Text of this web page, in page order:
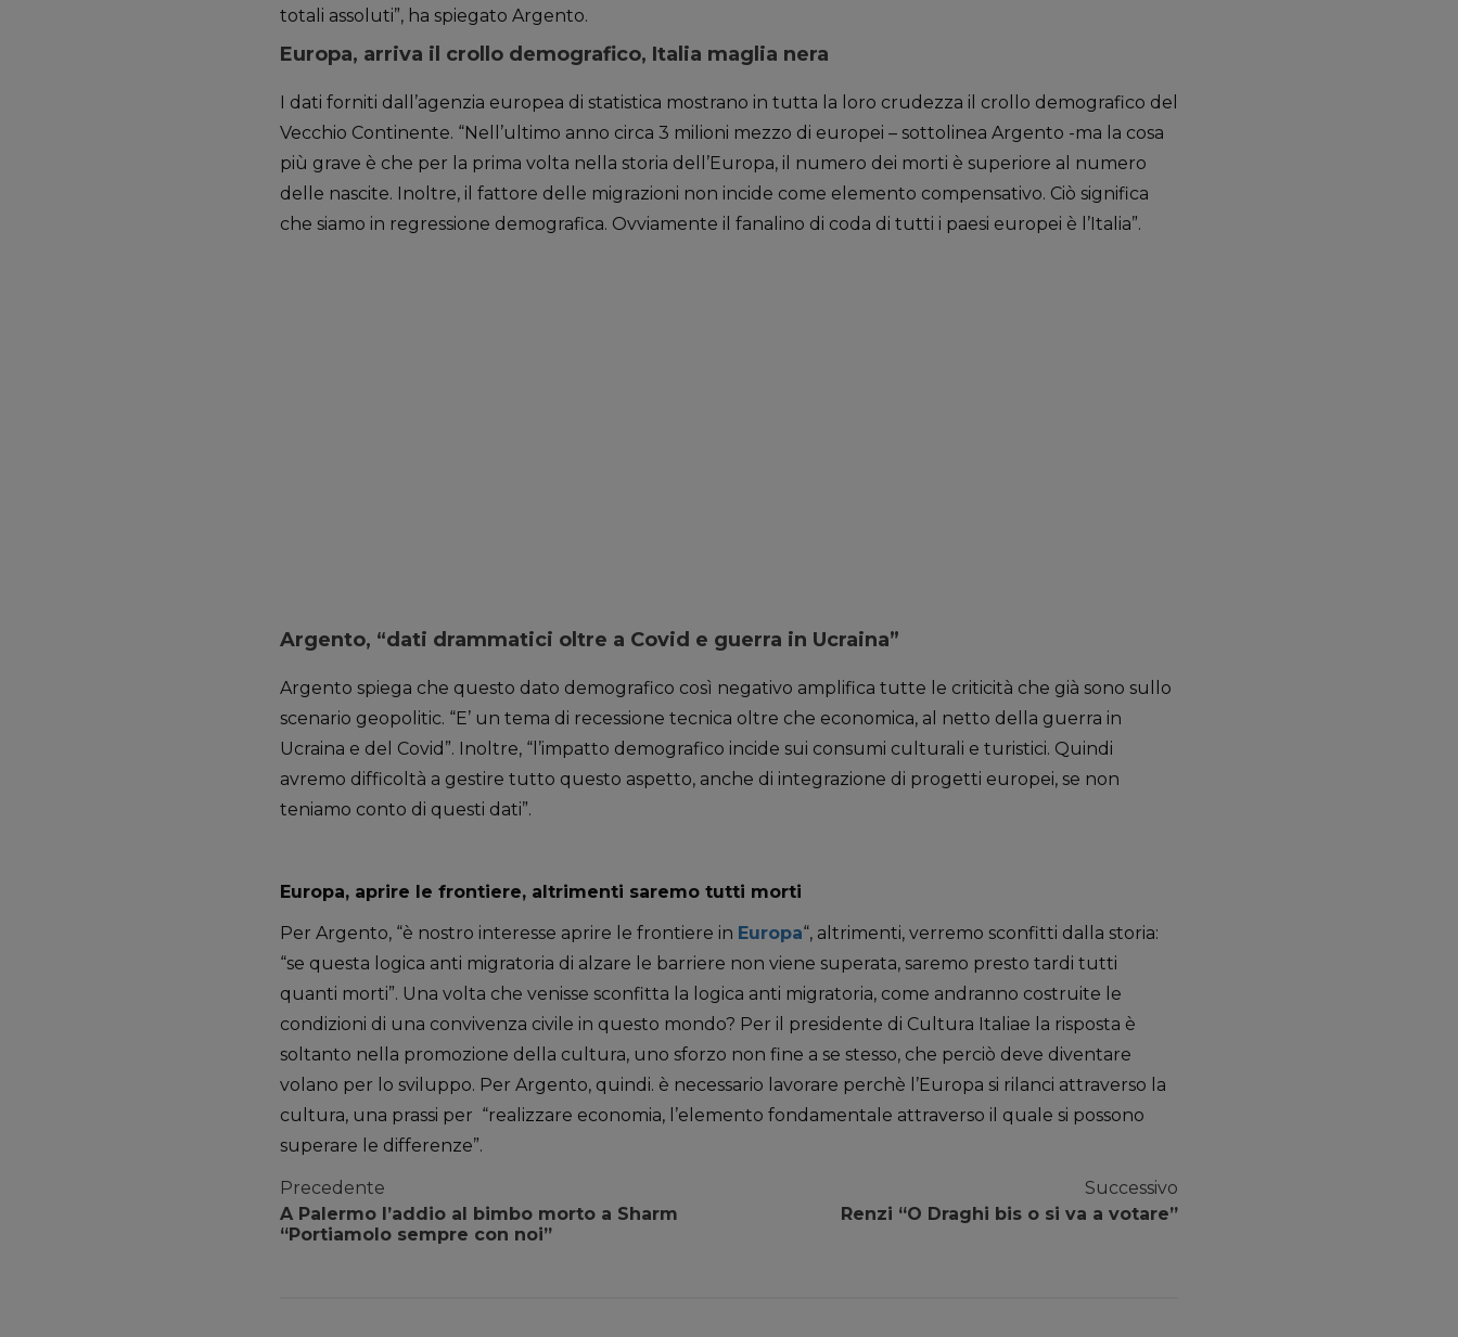
totali assoluti”, ha spiegato Argento.
Europa, arriva il crollo demografico, Italia maglia nera
I dati forniti dall’agenzia europea di statistica mostrano in tutta la loro crudezza il crollo demografico del
Vecchio Continente. “Nell’ultimo anno circa 3 milioni mezzo di europei – sottolinea Argento -ma la cosa
più grave è che per la prima volta nella storia dell’Europa, il numero dei morti è superiore al numero
delle nascite. Inoltre, il fattore delle migrazioni non incide come elemento compensativo. Ciò significa
che siamo in regressione demografica. Ovviamente il fanalino di coda di tutti i paesi europei è l’Italia”.
Argento, “dati drammatici oltre a Covid e guerra in Ucraina”
Argento spiega che questo dato demografico così negativo amplifica tutte le criticità che già sono sullo
scenario geopolitic. “E’ un tema di recessione tecnica oltre che economica, al netto della guerra in
Ucraina e del Covid”. Inoltre, “l’impatto demografico incide sui consumi culturali e turistici. Quindi
avremo difficoltà a gestire tutto questo aspetto, anche di integrazione di progetti europei, se non
teniamo conto di questi dati”.
Europa, aprire le frontiere, altrimenti saremo tutti morti
Per Argento, “è nostro interesse aprire le frontiere in Europa“, altrimenti, verremo sconfitti dalla storia:
“se questa logica anti migratoria di alzare le barriere non viene superata, saremo presto tardi tutti
quanti morti”. Una volta che venisse sconfitta la logica anti migratoria, come andranno costruite le
condizioni di una convivenza civile in questo mondo? Per il presidente di Cultura Italiae la risposta è
soltanto nella promozione della cultura, uno sforzo non fine a se stesso, che perciò deve diventare
volano per lo sviluppo. Per Argento, quindi. è necessario lavorare perchè l’Europa si rilanci attraverso la
cultura, una prassi per “realizzare economia, l’elemento fondamentale attraverso il quale si possono
superare le differenze”.
Precedente
A Palermo l’addio al bimbo morto a Sharm
“Portiamolo sempre con noi”
Successivo
Renzi “O Draghi bis o si va a votare”